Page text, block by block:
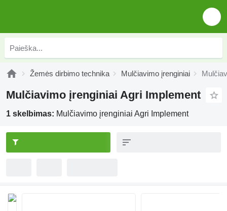
Žemės dirbimo technika Mulčiavimo įrenginiai
Mulčiavimo įrenginiai Agri Implement
1 skelbimas: Mulčiavimo įrenginiai Agri Implement